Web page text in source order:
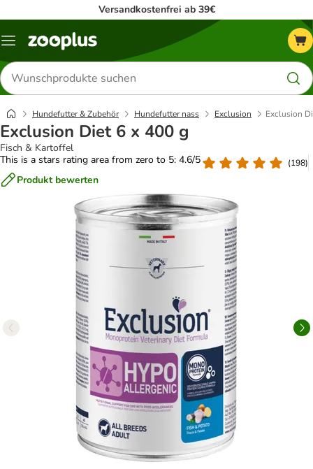
Versandkostenfrei ab 39€
Menü
Produkte
suchen
Hundefutter & Zubehör Hundefutter nass Exclusion Exclusion
Exclusion Diet 6 x 400 g
Fisch & Kartoffel
This is a stars rating area from zero to 5: 4.6/5
(198)
Produkt bewerten